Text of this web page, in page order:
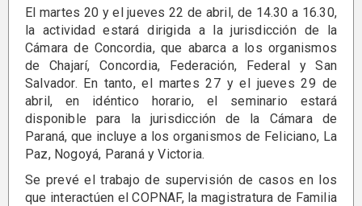
El martes 20 y el jueves 22 de abril, de 14.30 a 16.30,
la actividad estará dirigida a la jurisdicción de la
Cámara de Concordia, que abarca a los organismos
de Chajarí, Concordia, Federación, Federal y San
Salvador. En tanto, el martes 27 y el jueves 29 de
abril, en idéntico horario, el seminario estará
disponible para la jurisdicción de la Cámara de
Paraná, que incluye a los organismos de Feliciano, La
Paz, Nogoyá, Paraná y Victoria.
Se prevé el trabajo de supervisión de casos en los
que interactúen el COPNAF, la magistratura de Familia